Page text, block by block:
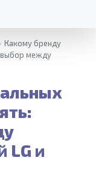
Какому бренду
выбор между
LG и